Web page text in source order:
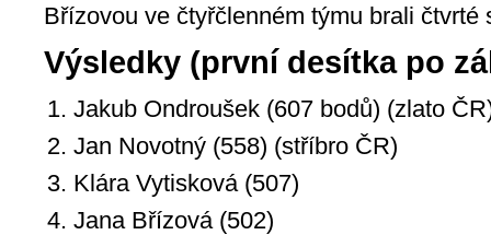
Břízovou ve čtyřčlenném týmu brali čtvrté
Výsledky (první desítka po
Jakub Ondroušek (607 bodů) (zlato
Jan Novotný (558) (stříbro ČR)
Klára Vytisková (507)
Jana Břízová (502)